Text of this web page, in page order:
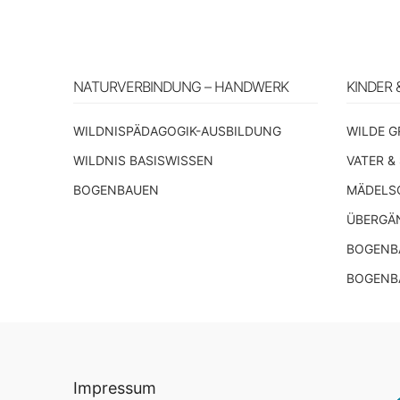
NATURVERBINDUNG – HANDWERK
WILDNISPÄDAGOGIK-AUSBILDUNG
WILDNIS BASISWISSEN
BOGENBAUEN
KINDER
WILDE
VATER
Impressum